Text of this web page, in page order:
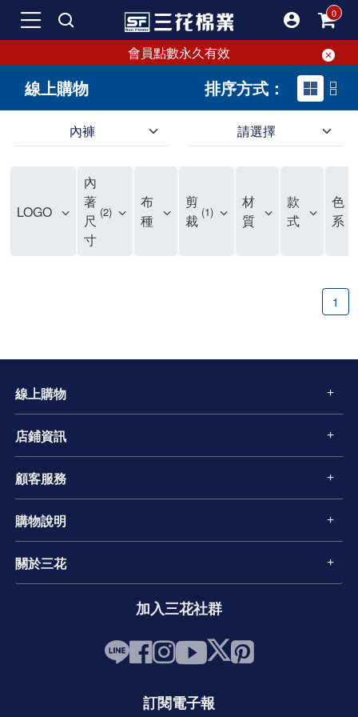
會員點數永久有效
線上購物 排序方式：
內褲 請選擇
LOGO
內
著
尺
寸
2
布
種
剪
裁 1
材
質
款
式
色
系
1
線上購物
店鋪資訊
顧客服務
購物說明
關於三花
加入三花社群
訂閱電子報